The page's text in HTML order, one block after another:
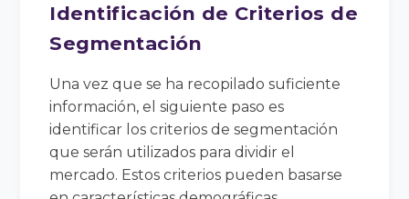
Identificación de Criterios de
Segmentación
Una vez que se ha recopilado suficiente
información, el siguiente paso es
identificar los criterios de segmentación
que serán utilizados para dividir el
mercado. Estos criterios pueden basarse